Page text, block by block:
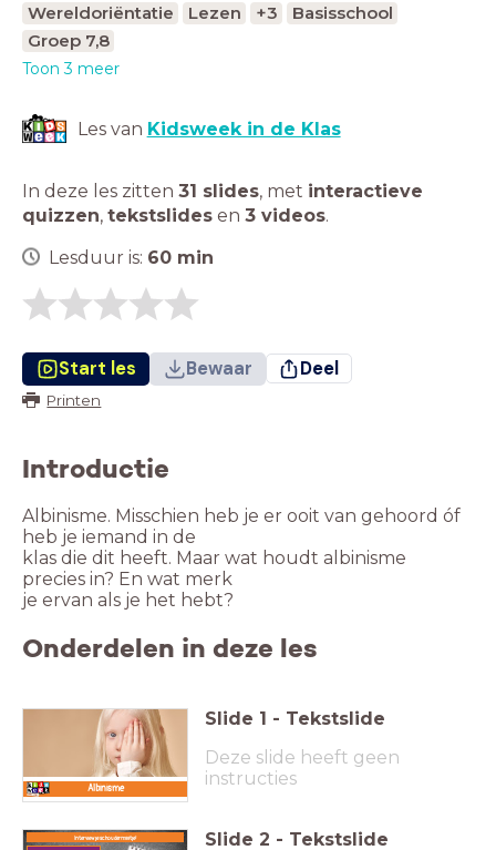
Wereldoriëntatie Lezen +3
Basisschool
Groep 7,8
Toon 3 meer
Les van Kidsweek in de Klas
In deze les zitten 31 slides, met interactieve
quizzen, tekstslides en 3 videos.
Lesduur is: 60 min
Start les Bewaar Deel
Printen
Introductie
Albinisme. Misschien heb je er ooit van gehoord óf
heb je iemand in de
klas die dit heeft. Maar wat houdt albinisme
precies in? En wat merk
je ervan als je het hebt?
Onderdelen in deze les
Albinisme
Slide 1 - Tekstslide
Deze slide heeft geen
instructies
Interview je schoudermaatje! Slide 2 - Tekstslide